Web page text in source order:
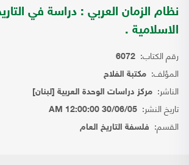
نظام الزمان العربي : دراسة في
الاسلامية .
رقم الكتاب: 6072
المؤلف: مكتبة الفلاح
الناشر: مركز دراسات الوحدة العربية [لبنان]
تاريخ النشر: 30/06/05 12:00:00 AM
القسم: فلسفة التاريخ العام